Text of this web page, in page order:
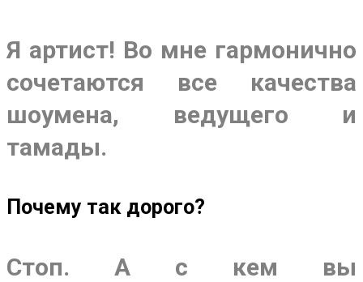
Я артист! Во мне гармонично
сочетаются все качества
шоумена, ведущего и
тамады.
Почему так дорого?
Стоп. А с кем вы